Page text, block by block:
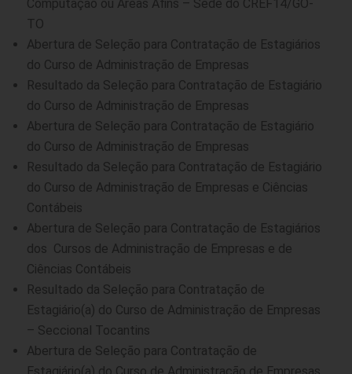
Computação ou Áreas Afins – Sede do CREF14/GO-
TO
Abertura de Seleção para Contratação de Estagiários
do Curso de Administração de Empresas
Resultado da Seleção para Contratação de Estagiário
do Curso de Administração de Empresas
Abertura de Seleção para Contratação de Estagiário
do Curso de Administração de Empresas
Resultado da Seleção para Contratação de Estagiário
do Curso de Administração de Empresas e Ciências
Contábeis
Abertura de Seleção para Contratação de Estagiários
dos Cursos de Administração de Empresas e de
Ciências Contábeis
Resultado da Seleção para Contratação de
Estagiário(a) do Curso de Administração de Empresas
– Seccional Tocantins
Abertura de Seleção para Contratação de